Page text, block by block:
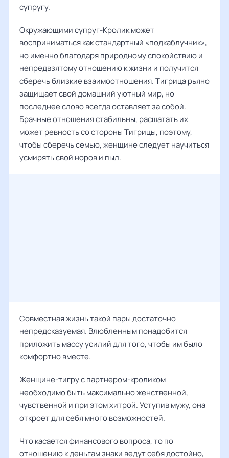
супругу.
Окружающими супруг-Кролик может
восприниматься как стандартный «подкаблучник»,
но именно благодаря природному спокойствию и
непредвзятому отношению к жизни и получится
сберечь близкие взаимоотношения. Тигрица рьяно
защищает свой домашний уютный мир, но
последнее слово всегда оставляет за собой.
Брачные отношения стабильны, расшатать их
может ревность со стороны Тигрицы, поэтому,
чтобы сберечь семью, женщине следует научиться
усмирять свой норов и пыл.
Совместная жизнь такой пары достаточно
непредсказуемая. Влюбленным понадобится
приложить массу усилий для того, чтобы им было
комфортно вместе.
Женщине-тигру с партнером-кроликом
необходимо быть максимально женственной,
чувственной и при этом хитрой. Уступив мужу, она
откроет для себя много возможностей.
Что касается финансового вопроса, то по
отношению к деньгам знаки ведут себя достойно,